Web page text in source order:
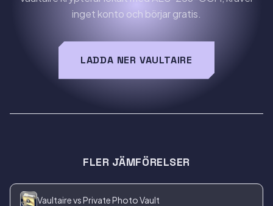
inget konto och börjar gratis.
LADDA NER VAULTAIRE
FLER JÄMFÖRELSER
Vaultaire vs Private Photo Vault